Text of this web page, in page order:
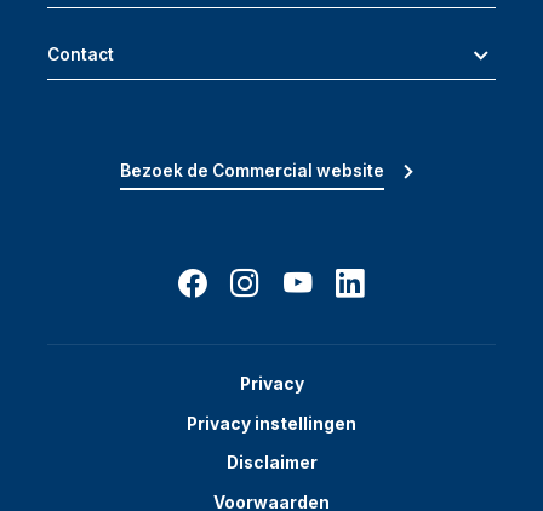
Contact
Bezoek de Commercial website
Privacy
Privacy instellingen
Disclaimer
Voorwaarden